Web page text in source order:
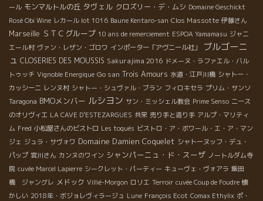
ール モンマルトルの丘 タヴェル クロズリー・デ・ムシ Domaine Geschickt
Rosé Obi Wine レカール lot 1016 Baune Kentaro-san Clos Massotte 伊藤さん
Marseille ＳＴＣグループ 10 ans de remerciement ESPOA Yamamasu ジャニ
エール村 ヴァン・レザン・ゴロワ インポーター「アヴニール社」
ブルゴーニ
ュ CLOSERIES DES MOUSSIS Sakurajima 2016 ドメーヌ・ラファエル・バル
トゥッチ Vignoble Energique Go san Trois Amours 水道・江戸川橋 シャトー・
カッシーニ レンヌ村 シャトー・シュヴァル・ブラン フィロキセラ プリム・サンソ
Taragona BMOメンバー ルシヨン サン・ミッシェル教会 Prime Senso ニース
のオリヴィエ LA CAVE D’ESTEZARGUES 共栄 売り手と造り手 アルプ・マリティ
ム Fred 小松屋さんのビストロ Les toqués ビストロ・ア・ボワール・エ・ア・マン
ジェ ジュラ・サヴォワ Domaine Damien Coquelet シャトーヌッフ・デュ・
パップ 宮川さん カンヌのワイン シャンパーニュ・ド・スーザ ノートルダム寺
院 cuvée Marcel Lapierre シークレット・パーティー キューヴェ・ヴォアラ 飯田
橋 ジャングレ メドック Villié-Morgon ロリエ Terroir cuvée Coup de Foudre 懐
かしい 2018年・ボジョレヴィラージュ Lune François Ecot Comax Ethylix ポ・